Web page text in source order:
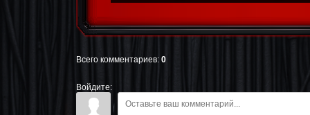
Всего комментариев: 0
Войдите: